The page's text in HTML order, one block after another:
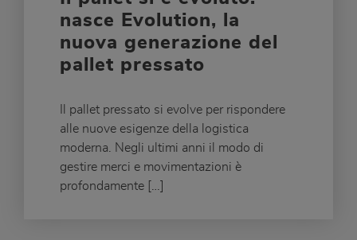
nasce Evolution, la
nuova generazione del
pallet pressato
Il pallet pressato si evolve per rispondere
alle nuove esigenze della logistica
moderna. Negli ultimi anni il modo di
gestire merci e movimentazioni è
profondamente […]